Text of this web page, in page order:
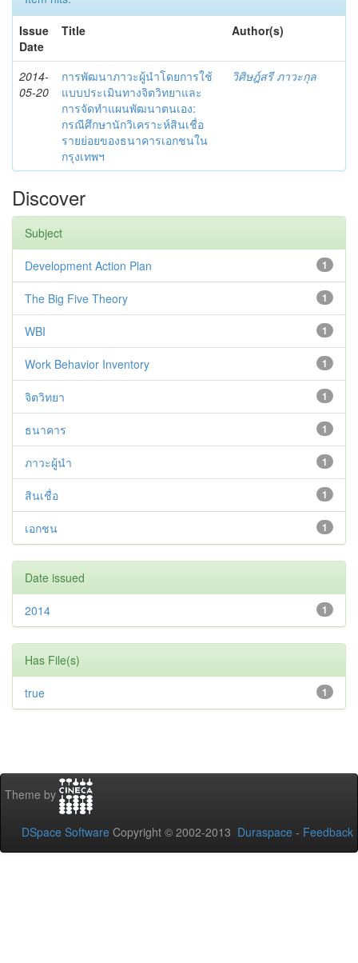
Issue
Date
Title Author(s)
2014-
05-20
การพัฒนาภาวะผู้นำโดยการใช้
แบบประเมินทางจิตวิทยาและ
การจัดทำแผนพัฒนาตนเอง:
กรณีศึกษานักวิเคราะห์สินเชื่อ
รายย่อยของธนาคารเอกชนใน
กรุงเทพฯ
วิศิษฎ์สรี ภาวะกุล
Discover
Subject
1
Development Action Plan
1
The Big Five Theory
1
WBI
1
Work Behavior Inventory
1
จิตวิทยา
1
ธนาคาร
1
ภาวะผู้นำ
1
สินเชื่อ
1
เอกชน
Date issued
1
2014
Has File(s)
1
true
Theme by
DSpace Software Copyright © 2002-2013 Duraspace - Feedback